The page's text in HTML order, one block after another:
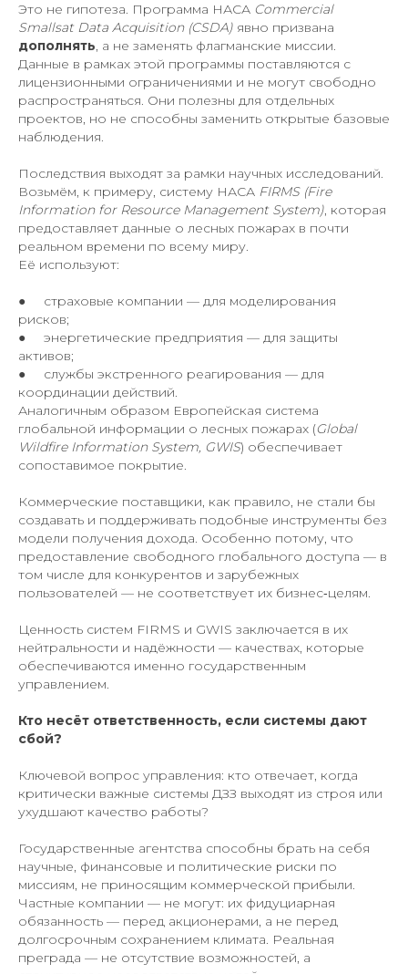
Это не гипотеза. Программа НАСА Commercial
Smallsat Data Acquisition (CSDA) явно призвана
дополнять, а не заменять флагманские миссии.
Данные в рамках этой программы поставляются с
лицензионными ограничениями и не могут свободно
распространяться. Они полезны для отдельных
проектов, но не способны заменить открытые базовые
наблюдения.
Последствия выходят за рамки научных исследований.
Возьмём, к примеру, систему НАСА FIRMS (Fire
Information for Resource Management System), которая
предоставляет данные о лесных пожарах в почти
реальном времени по всему миру.
Её используют:
● страховые компании — для моделирования
рисков;
● энергетические предприятия — для защиты
активов;
● службы экстренного реагирования — для
координации действий.
Аналогичным образом Европейская система
глобальной информации о лесных пожарах (Global
Wildfire Information System, GWIS) обеспечивает
сопоставимое покрытие.
Коммерческие поставщики, как правило, не стали бы
создавать и поддерживать подобные инструменты без
модели получения дохода. Особенно потому, что
предоставление свободного глобального доступа — в
том числе для конкурентов и зарубежных
пользователей — не соответствует их бизнес‑целям.
Ценность систем FIRMS и GWIS заключается в их
нейтральности и надёжности — качествах, которые
обеспечиваются именно государственным
управлением.
Кто несёт ответственность, если системы дают
сбой?
Ключевой вопрос управления: кто отвечает, когда
критически важные системы ДЗЗ выходят из строя или
ухудшают качество работы?
Государственные агентства способны брать на себя
научные, финансовые и политические риски по
миссиям, не приносящим коммерческой прибыли.
Частные компании — не могут: их фидуциарная
обязанность — перед акционерами, а не перед
долгосрочным сохранением климата. Реальная
преграда — не отсутствие возможностей, а